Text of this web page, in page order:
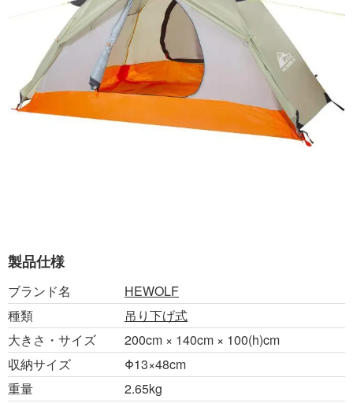
製品仕様
ブランド名
HEWOLF
種類
吊り下げ式
大きさ・サイズ
200cm × 140cm × 100(h)cm
収納サイズ
Φ13×48cm
重量
2.65kg